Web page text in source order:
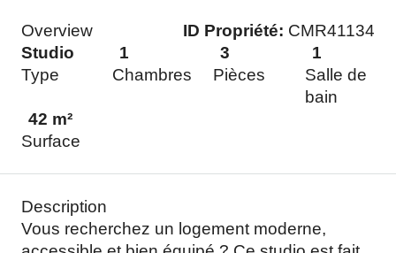
Overview ID Propriété: CMR41134
Studio
Type
1
Chambres
3
Pièces
1
Salle de
bain
42 m²
Surface
Description
Vous recherchez un logement moderne,